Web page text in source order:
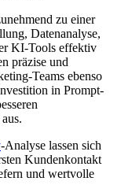
zu einer
Datenanalyse,
KI-Tools effektiv
präzise und
Teams ebenso
in Prompt-
-Analyse lassen sich
Kundenkontakt
und wertvolle